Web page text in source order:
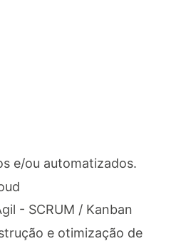
e/ou automatizados.
- SCRUM / Kanban
e otimização de